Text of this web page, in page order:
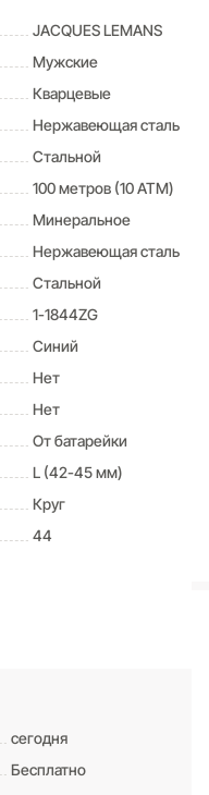
JACQUES LEMANS
Мужские
Кварцевые
Нержавеющая сталь
Стальной
100 метров (10 ATM)
Минеральное
Нержавеющая сталь
Стальной
1-1844ZG
Синий
Нет
Нет
От батарейки
L (42-45 мм)
Круг
44
сегодня
Бесплатно